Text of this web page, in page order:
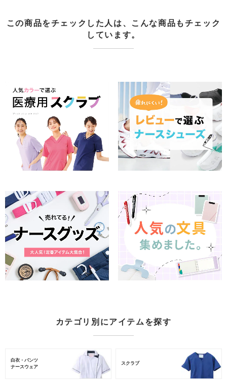
この商品をチェックした人は、こんな商品もチェック
しています。
カテゴリ別にアイテムを探す
白衣・パンツ
ナースウェア
スクラブ